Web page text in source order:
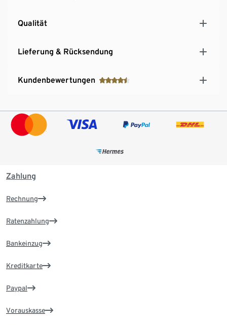
Qualität
Lieferung & Rücksendung
Kundenbewertungen
Zahlung
Rechnung
Ratenzahlung
Bankeinzug
Kreditkarte
Paypal
Vorauskasse